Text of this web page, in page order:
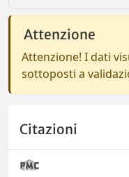
Attenzione
Attenzione! I dati
sottoposti a
Citazioni